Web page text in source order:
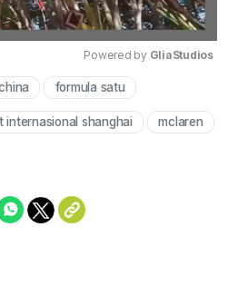
Powered by GliaStudios
formula satu
internasional shanghai mclaren